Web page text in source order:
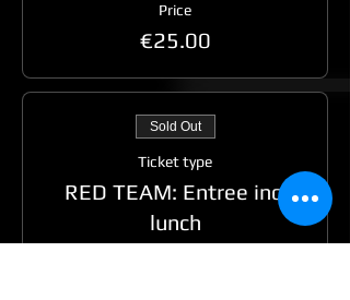
Price
€25.00
Sold Out
Ticket type
RED TEAM: Entree incl
lunch